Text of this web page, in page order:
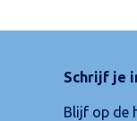
Schrijf je
Blijf op de